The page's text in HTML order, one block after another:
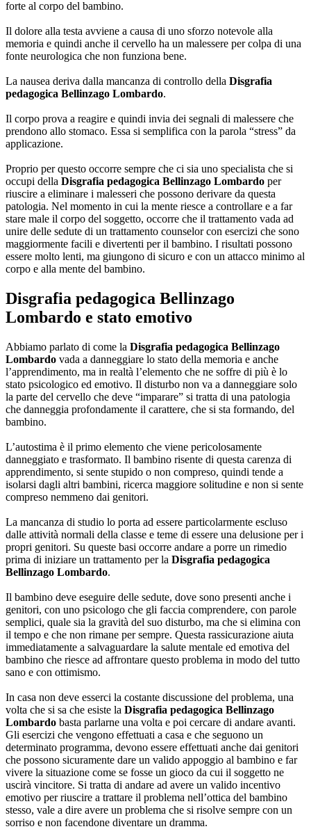
forte al corpo del bambino.
Il dolore alla testa avviene a causa di uno sforzo notevole alla
memoria e quindi anche il cervello ha un malessere per colpa di una
fonte neurologica che non funziona bene.
La nausea deriva dalla mancanza di controllo della Disgrafia
pedagogica Bellinzago Lombardo.
Il corpo prova a reagire e quindi invia dei segnali di malessere che
prendono allo stomaco. Essa si semplifica con la parola “stress” da
applicazione.
Proprio per questo occorre sempre che ci sia uno specialista che si
occupi della Disgrafia pedagogica Bellinzago Lombardo per
riuscire a eliminare i malesseri che possono derivare da questa
patologia. Nel momento in cui la mente riesce a controllare e a far
stare male il corpo del soggetto, occorre che il trattamento vada ad
unire delle sedute di un trattamento counselor con esercizi che sono
maggiormente facili e divertenti per il bambino. I risultati possono
essere molto lenti, ma giungono di sicuro e con un attacco minimo al
corpo e alla mente del bambino.
Disgrafia pedagogica Bellinzago
Lombardo e stato emotivo
Abbiamo parlato di come la Disgrafia pedagogica Bellinzago
Lombardo vada a danneggiare lo stato della memoria e anche
l’apprendimento, ma in realtà l’elemento che ne soffre di più è lo
stato psicologico ed emotivo. Il disturbo non va a danneggiare solo
la parte del cervello che deve “imparare” si tratta di una patologia
che danneggia profondamente il carattere, che si sta formando, del
bambino.
L’autostima è il primo elemento che viene pericolosamente
danneggiato e trasformato. Il bambino risente di questa carenza di
apprendimento, si sente stupido o non compreso, quindi tende a
isolarsi dagli altri bambini, ricerca maggiore solitudine e non si sente
compreso nemmeno dai genitori.
La mancanza di studio lo porta ad essere particolarmente escluso
dalle attività normali della classe e teme di essere una delusione per i
propri genitori. Su queste basi occorre andare a porre un rimedio
prima di iniziare un trattamento per la Disgrafia pedagogica
Bellinzago Lombardo.
Il bambino deve eseguire delle sedute, dove sono presenti anche i
genitori, con uno psicologo che gli faccia comprendere, con parole
semplici, quale sia la gravità del suo disturbo, ma che si elimina con
il tempo e che non rimane per sempre. Questa rassicurazione aiuta
immediatamente a salvaguardare la salute mentale ed emotiva del
bambino che riesce ad affrontare questo problema in modo del tutto
sano e con ottimismo.
In casa non deve esserci la costante discussione del problema, una
volta che si sa che esiste la Disgrafia pedagogica Bellinzago
Lombardo basta parlarne una volta e poi cercare di andare avanti.
Gli esercizi che vengono effettuati a casa e che seguono un
determinato programma, devono essere effettuati anche dai genitori
che possono sicuramente dare un valido appoggio al bambino e far
vivere la situazione come se fosse un gioco da cui il soggetto ne
uscirà vincitore. Si tratta di andare ad avere un valido incentivo
emotivo per riuscire a trattare il problema nell’ottica del bambino
stesso, vale a dire avere un problema che si risolve sempre con un
sorriso e non facendone diventare un dramma.